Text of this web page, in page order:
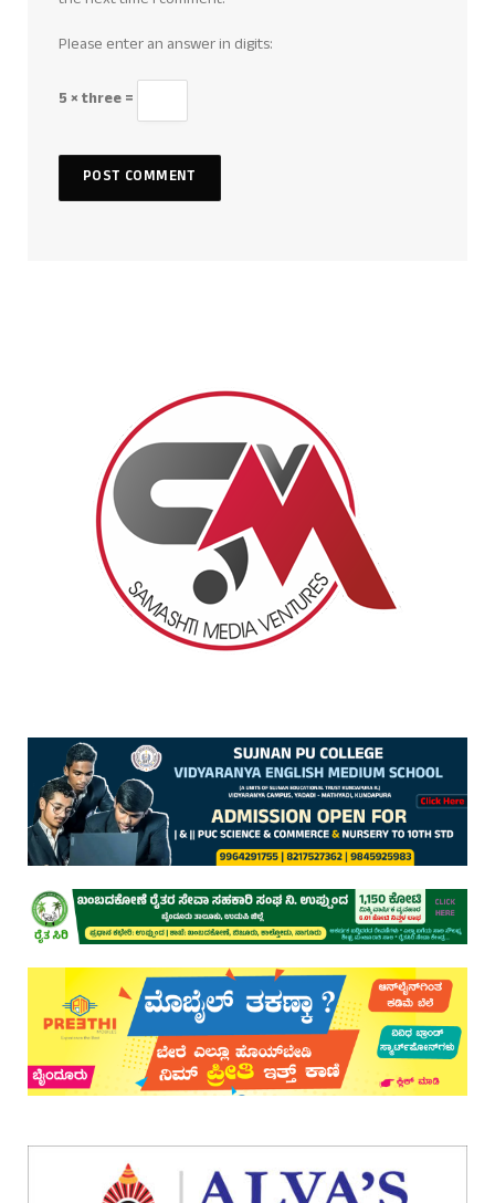
Please enter an answer in digits:
5 × three =